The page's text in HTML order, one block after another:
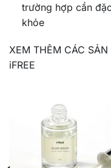
trường hợp cần
khỏe
XEM THÊM CÁC SẢN
iFREE